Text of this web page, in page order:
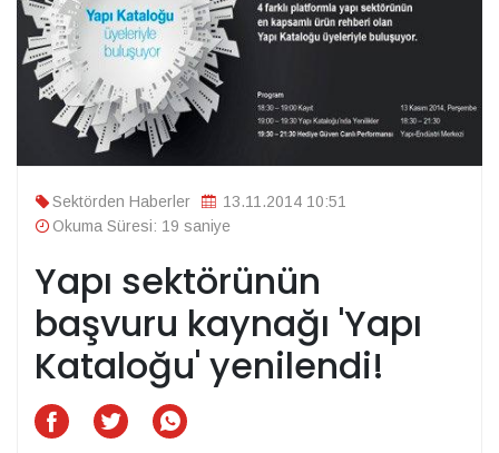
Sektörden Haberler
13.11.2014 10:51
Okuma Süresi: 19 saniye
Yapı sektörünün
başvuru kaynağı 'Yapı
Kataloğu' yenilendi!